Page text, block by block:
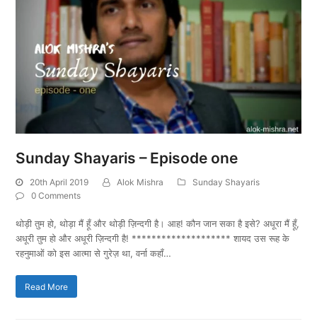
Sunday Shayaris – Episode one
20th April 2019 Alok Mishra
Sunday Shayaris
0 Comments
थोड़ी तुम हो, थोड़ा मैं हूँ और थोड़ी ज़िन्दगी है। आह! कौन जान सका है इसे? अधूरा मैं हूँ,
अधूरी तुम हो और अधूरी ज़िन्दगी है! ******************** शायद उस रूह के
रहनुमाओं को इस आत्मा से गुरेज़ था, वर्ना कहाँ…
Read More